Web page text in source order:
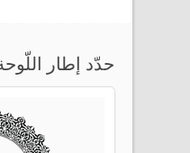
حدّد إطار